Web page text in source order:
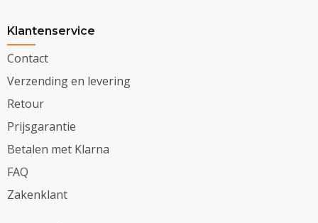
Klantenservice
Contact
Verzending en levering
Retour
Prijsgarantie
Betalen met Klarna
FAQ
Zakenklant